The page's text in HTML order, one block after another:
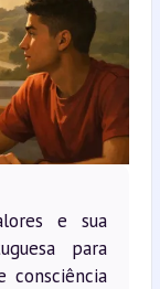
e sua
para
consciência